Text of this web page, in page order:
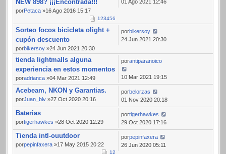
NEW 898? ¡¡¡Encontrada!!!
porPetaca »16 Ago 2016 15:17
123456
01 Ago 2021 12:46
Sorteo focos bicicleta olight +
cupón descuento
porbikersoy »24 Jun 2021 20:30
porbikersoy
24 Jun 2021 20:30
tienda lightmalls alguna
experiencia en estos momentos
poradrianca »04 Mar 2021 12:49
porantiparanoico
10 Mar 2021 19:15
Acebeam, NKON y Garantias.
porJuan_blv »27 Oct 2020 20:16
porbelorzas
01 Nov 2020 20:18
Baterias
portigerhawkes »28 Oct 2020 12:29
portigerhawkes
29 Oct 2020 17:16
Tienda intl-ouutdoor
porpepinfaxera »17 May 2015 20:22
12
porpepinfaxera
26 Jun 2020 05:11